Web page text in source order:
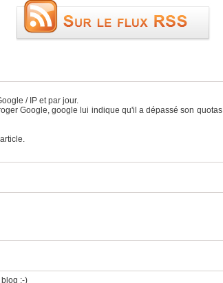
/ IP et par jour.
Google, google lui indique qu'il a dépassé son quotas
;-)